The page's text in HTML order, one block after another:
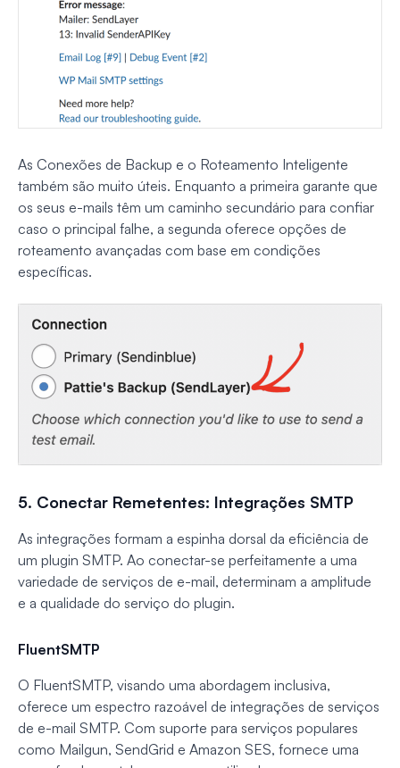
As Conexões de Backup e o Roteamento Inteligente
também são muito úteis. Enquanto a primeira garante que
os seus e-mails têm um caminho secundário para confiar
caso o principal falhe, a segunda oferece opções de
roteamento avançadas com base em condições
específicas.
5. Conectar Remetentes: Integrações SMTP
As integrações formam a espinha dorsal da eficiência de
um plugin SMTP. Ao conectar-se perfeitamente a uma
variedade de serviços de e-mail, determinam a amplitude
e a qualidade do serviço do plugin.
FluentSMTP
O FluentSMTP, visando uma abordagem inclusiva,
oferece um espectro razoável de integrações de serviços
de e-mail SMTP. Com suporte para serviços populares
como Mailgun, SendGrid e Amazon SES, fornece uma